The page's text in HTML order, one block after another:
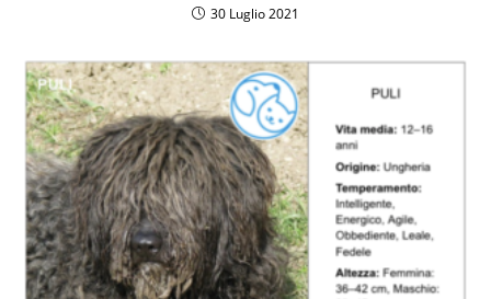
30 Luglio 2021